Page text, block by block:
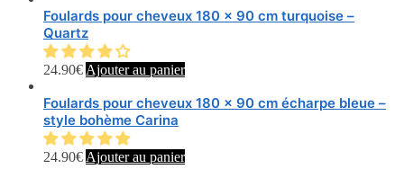
Foulards pour cheveux 180 x 90 cm turquoise –
Quartz
24.90€ Ajouter au panier
Foulards pour cheveux 180 x 90 cm écharpe bleue –
style bohème Carina
24.90€ Ajouter au panier